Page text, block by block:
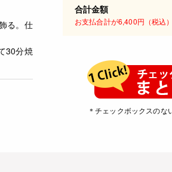
合計金額
お支払合計が6,400円（税込
＊チェックボックスのな
る。仕
30分焼